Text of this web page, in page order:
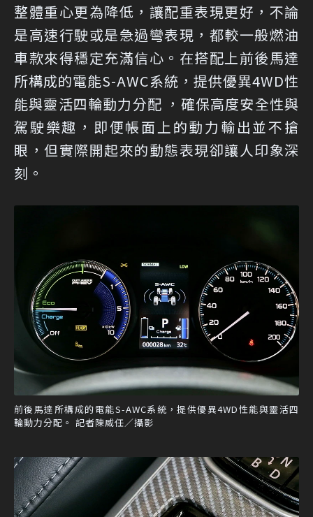
整體重心更為降低，讓配重表現更好，不論
是高速行駛或是急過彎表現，都較一般燃油
車款來得穩定充滿信心。在搭配上前後馬達
所構成的電能S-AWC系統，提供優異4WD性
能與靈活四輪動力分配 ，確保高度安全性與
駕駛樂趣，即便帳面上的動力輸出並不搶
眼，但實際開起來的動態表現卻讓人印象深
刻。
前後馬達所構成的電能S-AWC系統，提供優異4WD性能與靈活四
輪動力分配。 記者陳威任／攝影